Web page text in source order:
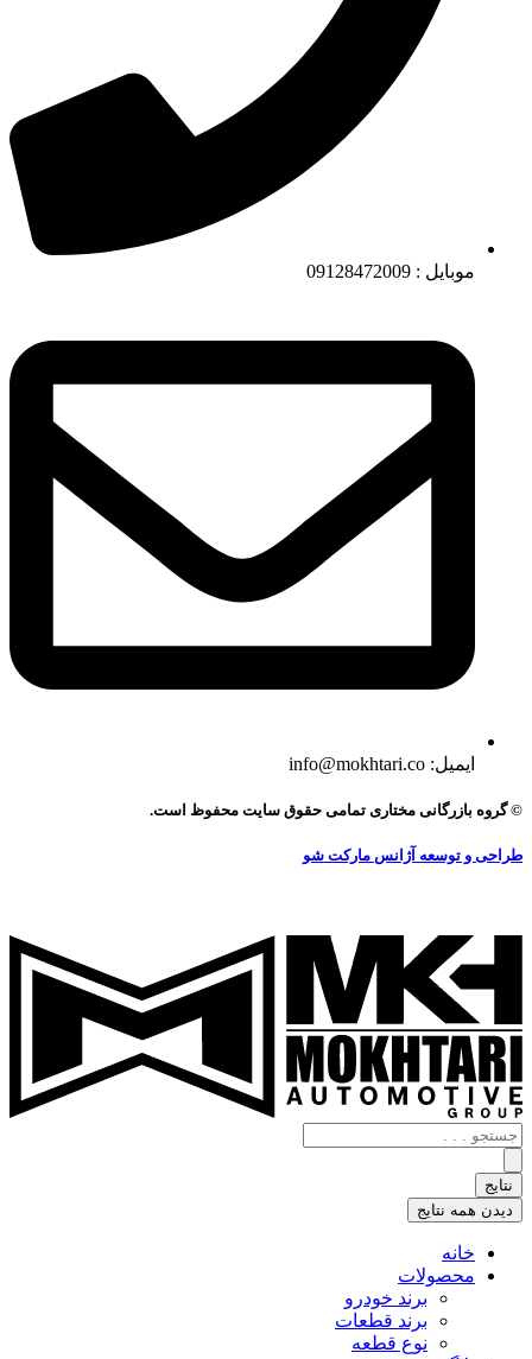
موبایل : 09128472009
ایمیل: info@mokhtari.co
© گروه بازرگانی مختاری تمامی حقوق سایت محفوظ است.
طراحی و توسعه آژانس مارکت شو
جستجو
.
.
.
نتایج
دیدن همه نتایج
خانه
محصولات
برند خودرو
برند قطعات
نوع قطعه